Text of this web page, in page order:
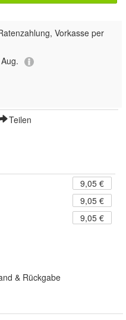
Vorkasse per
Teilen
9,05 €
9,05 €
9,05 €
& Rückgabe